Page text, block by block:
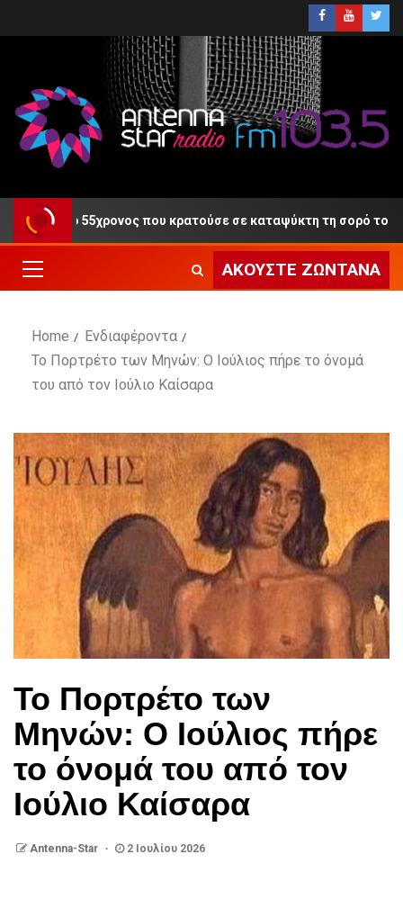
ο 55χρονος που κρατούσε σε καταψύκτη τη σορό του πατέρα
ΑΚΟΎΣΤΕ ΖΩΝΤΑΝΆ
Home
Ενδιαφέροντα
Το Πορτρέτο των Μηνών: Ο Ιούλιος πήρε το όνομά
του από τον Ιούλιο Καίσαρα
Το Πορτρέτο των
Μηνών: Ο Ιούλιος πήρε
το όνομά του από τον
Ιούλιο Καίσαρα
Antenna-Star 2 Ιουλίου 2026